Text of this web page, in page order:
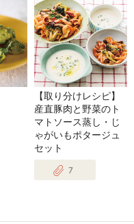
【取り分けレシピ】
産直豚肉と野菜のト
マトソース蒸し・じ
ゃがいもポタージュ
セット
7